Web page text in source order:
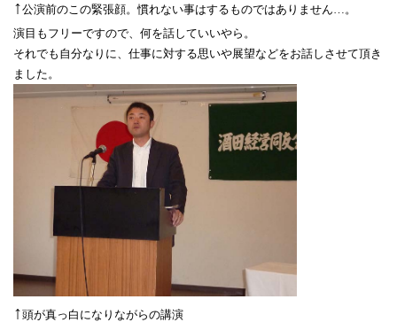
↑公演前のこの緊張顔。慣れない事はするものではありません…。
演目もフリーですので、何を話していいやら。
それでも自分なりに、仕事に対する思いや展望などをお話しさせて頂き
ました。
↑頭が真っ白になりながらの講演